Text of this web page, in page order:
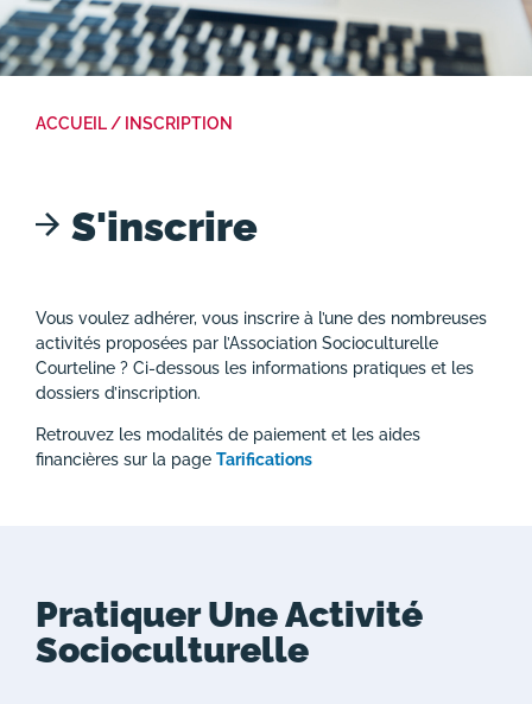
ACCUEIL / INSCRIPTION
S'inscrire
Vous voulez adhérer, vous inscrire à l’une des nombreuses
activités proposées par l’Association Socioculturelle
Courteline ? Ci-dessous les informations pratiques et les
dossiers d’inscription.
Retrouvez les modalités de paiement et les aides
financières sur la page Tarifications
Pratiquer Une Activité
Socioculturelle